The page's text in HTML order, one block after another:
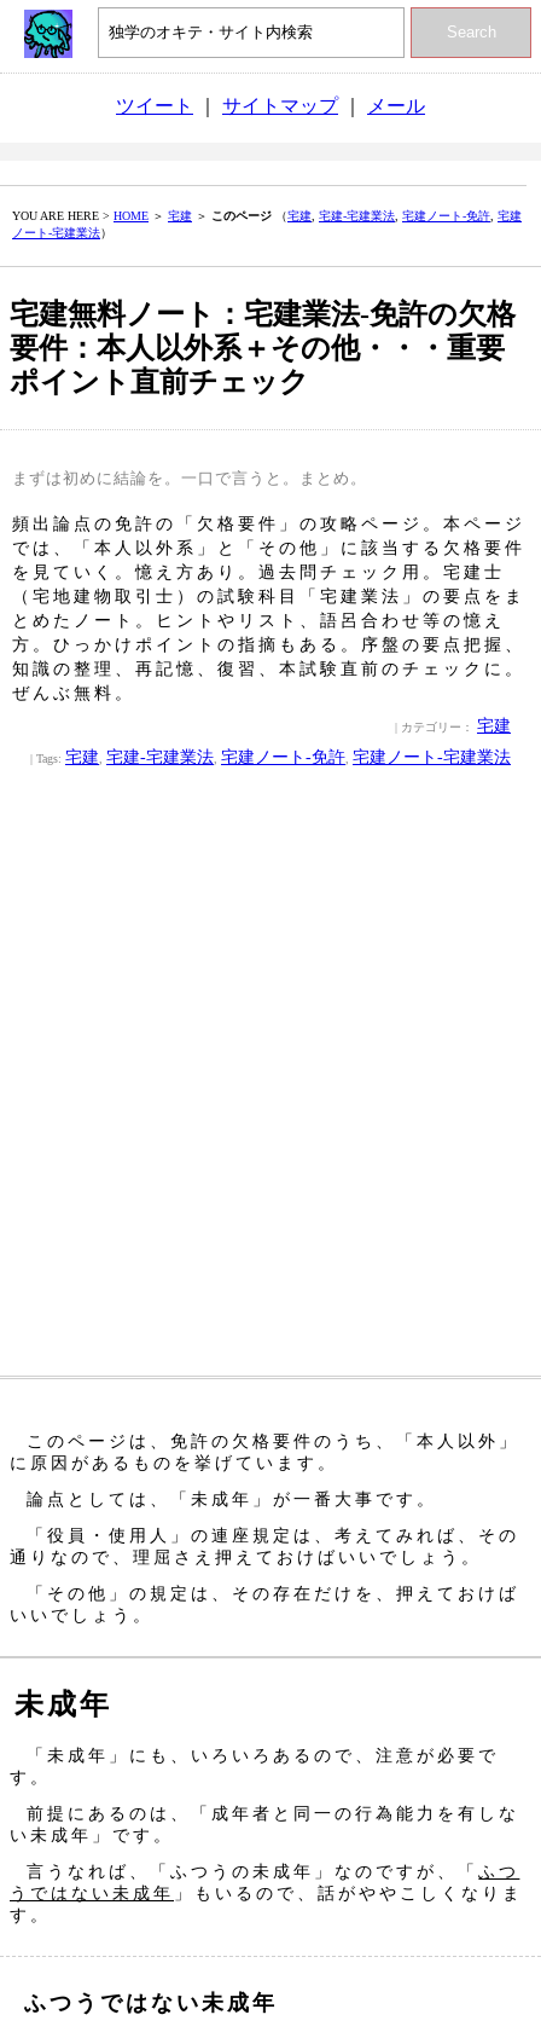
Search
ツイート サイトマップ｜ メール
YOU ARE HERE > HOME ＞ 宅建 ＞ このページ （宅建 宅建‐宅建業法 宅建ノート‐免許 宅建
ノート‐宅建業法）
宅建無料ノート：宅建業法‐免許の欠格
要件：本人以外系＋その他・・・重要
ポイント直前チェック
まずは初めに結論を。一口で言うと。まとめ。
頻出論点の免許の「欠格要件」の攻略ページ。本ページ
では、「本人以外系」と「その他」に該当する欠格要件
を見ていく。憶え方あり。過去問チェック用。宅建士
（宅地建物取引士）の試験科目「宅建業法」の要点をま
とめたノート。ヒントやリスト、語呂合わせ等の憶え
方。ひっかけポイントの指摘もある。序盤の要点把握、
知識の整理、再記憶、復習、本試験直前のチェックに。
ぜんぶ無料。
| カテゴリー： 宅建
| Tags: 宅建 宅建‐宅建業法 宅建ノート‐免許 宅建ノート‐宅建業法
このページは、免許の欠格要件のうち、「本人以外」
に原因があるものを挙げています。
論点としては、「未成年」が一番大事です。
「役員・使用人」の連座規定は、考えてみれば、その
通りなので、理屈さえ押えておけばいいでしょう。
「その他」の規定は、その存在だけを、押えておけば
いいでしょう。
未成年
「未成年」にも、いろいろあるので、注意が必要で
す。
前提にあるのは、「成年者と同一の行為能力を有しな
い未成年」です。
言うなれば、「ふつうの未成年」なのですが、「ふつ
うではない未成年 」もいるので、話がややこしくなりま
す。
ふつうではない未成年